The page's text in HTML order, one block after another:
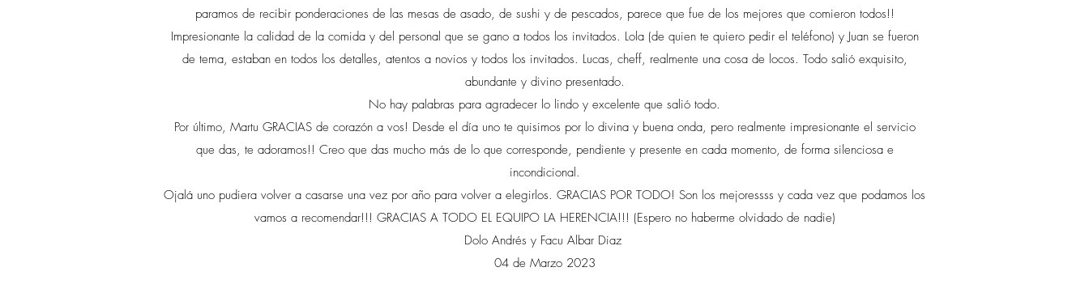
paramos de recibir ponderaciones de las mesas de asado, de sushi y de pescados, parece que fue de los mejores que comieron todos!!
Impresionante la calidad de la comida y del personal que se gano a todos los invitados. Lola (de quien te quiero pedir el teléfono) y Juan se fueron
de tema, estaban en todos los detalles, atentos a novios y todos los invitados. Lucas, cheff, realmente una cosa de locos. Todo salió exquisito,
abundante y divino presentado.
No hay palabras para agradecer lo lindo y excelente que salió todo.
Por último, Martu GRACIAS de corazón a vos! Desde el día uno te quisimos por lo divina y buena onda, pero realmente impresionante el servicio
que das, te adoramos!! Creo que das mucho más de lo que corresponde, pendiente y presente en cada momento, de forma silenciosa e
incondicional.
Ojalá uno pudiera volver a casarse una vez por año para volver a elegirlos. GRACIAS POR TODO! Son los mejoressss y cada vez que podamos los
vamos a recomendar!!! GRACIAS A TODO EL EQUIPO LA HERENCIA!!! (Espero no haberme olvidado de nadie)
Dolo Andrés y Facu Albar Diaz
04 de Marzo 2023